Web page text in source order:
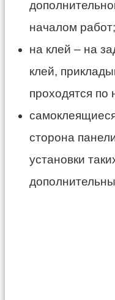
началом работ;
на клей – на
клей,
проходятся по
сторона
установки